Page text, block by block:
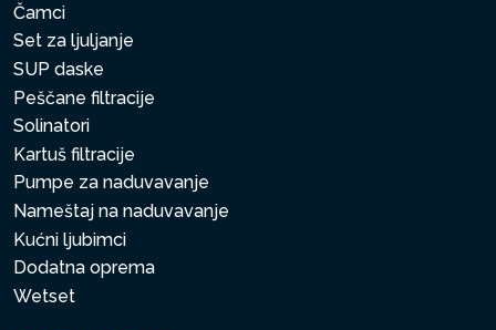
Čamci
Set za ljuljanje
SUP daske
Peščane filtracije
Solinatori
Kartuš filtracije
Pumpe za naduvavanje
Nameštaj na naduvavanje
Kućni ljubimci
Dodatna oprema
Wetset